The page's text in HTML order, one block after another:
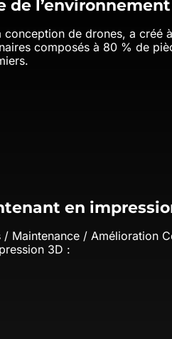
de
de drones, a créé
composés à 80 % de
en
Maintenance / Amélioration
3D :